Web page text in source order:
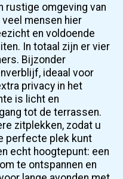
rustige omgeving van
mensen hier
en voldoende
vier
Bijzonder
ideaal voor
privacy in het
tot de terrassen.
zitplekken, zodat u
perfecte plek kunt
te ontspannen en